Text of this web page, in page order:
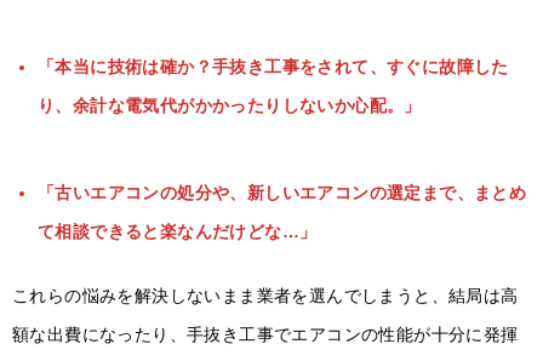
「本当に技術は確か？手抜き工事をされて、すぐに故障した
り、余計な電気代がかかったりしないか心配。」
「古いエアコンの処分や、新しいエアコンの選定まで、まとめ
て相談できると楽なんだけどな…」
これらの悩みを解決しないまま業者を選んでしまうと、結局は高
額な出費になったり、手抜き工事でエアコンの性能が十分に発揮